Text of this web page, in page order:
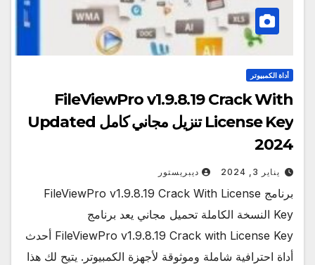
أداة الكمبيوتر
FileViewPro v1.9.8.19 Crack With
License Key تنزيل مجاني كامل Updated
2024
يناير 3, 2024 ديبريستور
برنامج FileViewPro v1.9.8.19 Crack With License
Key النسخة الكاملة تحميل مجاني يعد برنامج
FileViewPro v1.9.8.19 Crack with License Key أحدث
أداة احترافية شاملة وموثوقة لأجهزة الكمبيوتر. يتيح لك هذا